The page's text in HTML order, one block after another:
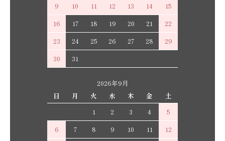
9
10 11 12 13 14
15
16
17 18 19 20 21
22
23
24 25 26 27 28
29
30
31
2026年9月
日
月 火 水 木 金
土
1
2 3 4
5
6
7 8 9 10 11
12